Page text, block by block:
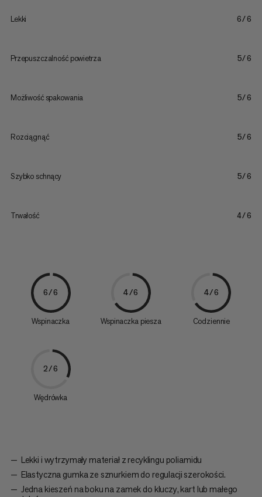
Lekki 6/6
Przepuszczalność powietrza 5/6
Możliwość spakowania 5/6
Rozciągnąć 5/6
Szybko schnący 5/6
Trwałość 4/6
6/6
Wspinaczka
4/6
Wspinaczka piesza
4/6
Codziennie
2/6
Wędrówka
Lekki i wytrzymały materiał z recyklingu poliamidu
Elastyczna gumka ze sznurkiem do regulacji szerokości.
Jedna kieszeń na boku na zamek do kluczy, kart lub małego